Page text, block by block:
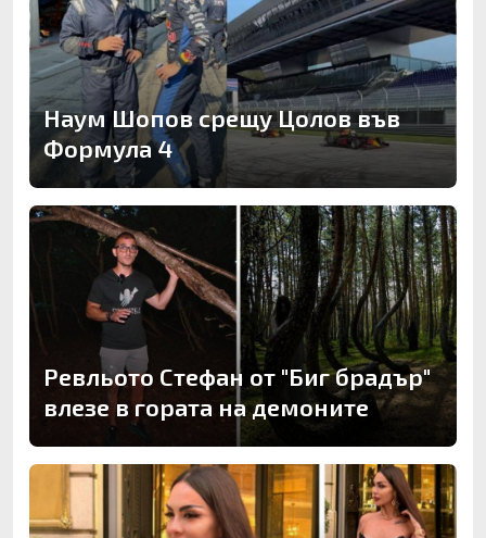
Наум Шопов срещу Цолов във
Формула 4
Ревльото Стефан от "Биг брадър"
влезе в гората на демоните